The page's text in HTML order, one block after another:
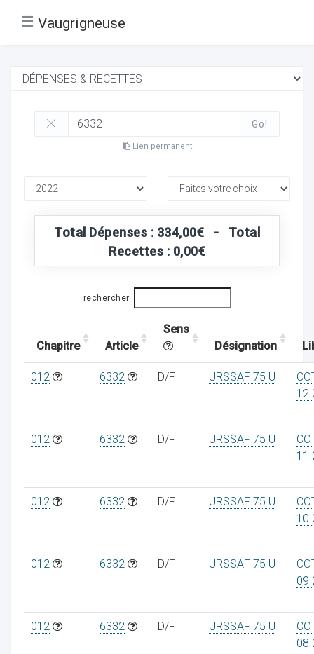
☰ Vaugrigneuse
Go!
Lien permanent
Total Dépenses : 334,00€ - Total
Recettes : 0,00€
rechercher
Chapitre Article
Sens
Désignation
012 6332 D/F URSSAF 75 U
12
012 6332 D/F URSSAF 75 U
11
012 6332 D/F URSSAF 75 U
10
012 6332 D/F URSSAF 75 U
09
012 6332 D/F URSSAF 75 U
08